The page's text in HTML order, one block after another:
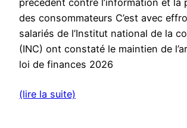
précédent contre l’information et la
des consommateurs C’est avec
salariés de l’Institut national de la
(INC) ont constaté le maintien de
loi de finances 2026
(lire la suite)